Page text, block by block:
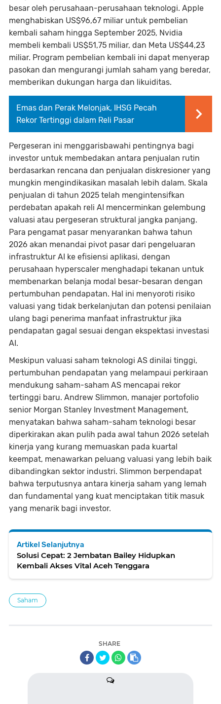
besar oleh perusahaan-perusahaan teknologi. Apple
menghabiskan US$96,67 miliar untuk pembelian
kembali saham hingga September 2025, Nvidia
membeli kembali US$51,75 miliar, dan Meta US$44,23
miliar. Program pembelian kembali ini dapat menyerap
pasokan dan mengurangi jumlah saham yang beredar,
memberikan dukungan harga dan likuiditas.
Emas dan Perak Melonjak, IHSG Pecah
Rekor Tertinggi dalam Reli Pasar
Pergeseran ini menggarisbawahi pentingnya bagi
investor untuk membedakan antara penjualan rutin
berdasarkan rencana dan penjualan diskresioner yang
mungkin mengindikasikan masalah lebih dalam. Skala
penjualan di tahun 2025 telah mengintensifkan
perdebatan apakah reli AI mencerminkan gelembung
valuasi atau pergeseran struktural jangka panjang.
Para pengamat pasar menyarankan bahwa tahun
2026 akan menandai pivot pasar dari pengeluaran
infrastruktur AI ke efisiensi aplikasi, dengan
perusahaan hyperscaler menghadapi tekanan untuk
membenarkan belanja modal besar-besaran dengan
pertumbuhan pendapatan. Hal ini menyoroti risiko
valuasi yang tidak berkelanjutan dan potensi penilaian
ulang bagi penerima manfaat infrastruktur jika
pendapatan gagal sesuai dengan ekspektasi investasi
AI.
Meskipun valuasi saham teknologi AS dinilai tinggi,
pertumbuhan pendapatan yang melampaui perkiraan
mendukung saham-saham AS mencapai rekor
tertinggi baru. Andrew Slimmon, manajer portofolio
senior Morgan Stanley Investment Management,
menyatakan bahwa saham-saham teknologi besar
diperkirakan akan pulih pada awal tahun 2026 setelah
kinerja yang kurang memuaskan pada kuartal
keempat, menawarkan peluang valuasi yang lebih baik
dibandingkan sektor industri. Slimmon berpendapat
bahwa terputusnya antara kinerja saham yang lemah
dan fundamental yang kuat menciptakan titik masuk
yang menarik bagi investor.
Artikel Selanjutnya
Solusi Cepat: 2 Jembatan Bailey Hidupkan
Kembali Akses Vital Aceh Tenggara
Saham
SHARE